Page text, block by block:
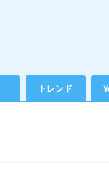
トレンド